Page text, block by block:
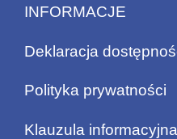
INFORMACJE
Deklaracja
Polityka prywatności
Klauzula informacyjna